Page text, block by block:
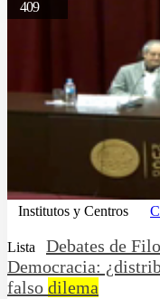
409
Institutos y Centros
Lista
Debates de
Democracia:
falso dilema